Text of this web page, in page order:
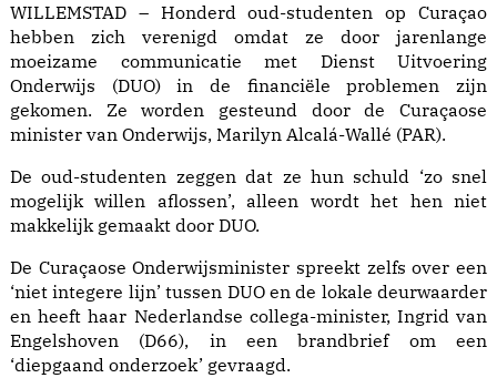
WILLEMSTAD – Honderd oud-studenten op Curaçao
hebben zich verenigd omdat ze door jarenlange
moeizame communicatie met Dienst Uitvoering
Onderwijs (DUO) in de financiële problemen zijn
gekomen. Ze worden gesteund door de Curaçaose
minister van Onderwijs, Marilyn Alcalá-Wallé (PAR).
De oud-studenten zeggen dat ze hun schuld ‘zo snel
mogelijk willen aflossen’, alleen wordt het hen niet
makkelijk gemaakt door DUO.
De Curaçaose Onderwijsminister spreekt zelfs over een
‘niet integere lijn’ tussen DUO en de lokale deurwaarder
en heeft haar Nederlandse collega-minister, Ingrid van
Engelshoven (D66), in een brandbrief om een
‘diepgaand onderzoek’ gevraagd.